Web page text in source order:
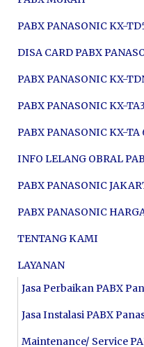
PABX PANASONIC KX-
DISA CARD PABX
PABX PANASONIC KX-
PABX PANASONIC KX-
PABX PANASONIC KX-TA
INFO LELANG OBRAL
PABX PANASONIC
PABX PANASONIC
TENTANG KAMI
LAYANAN
Jasa Perbaikan PABX
Jasa Instalasi PABX
Maintenance/ Service